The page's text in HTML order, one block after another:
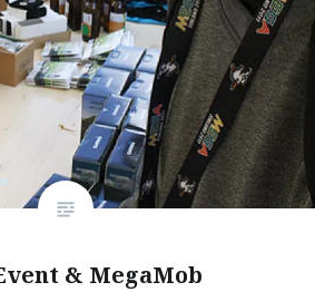
& MegaMob